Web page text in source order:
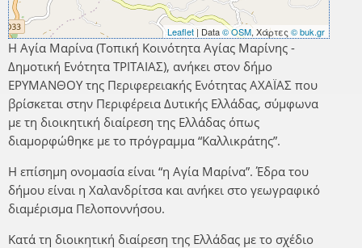
Leaflet| Data© OSM, Χάρτες © buk.gr
Η Αγία Μαρίνα (Τοπική Κοινότητα Αγίας Μαρίνης -
Δημοτική Ενότητα ΤΡΙΤΑΙΑΣ), ανήκει στον δήμο
ΕΡΥΜΑΝΘΟΥ της Περιφερειακής Ενότητας ΑΧΑΪΑΣ που
βρίσκεται στην Περιφέρεια Δυτικής Ελλάδας, σύμφωνα
με τη διοικητική διαίρεση της Ελλάδας όπως
διαμορφώθηκε με το πρόγραμμα “Καλλικράτης”.
Η επίσημη ονομασία είναι “η Αγία Μαρίνα”. Έδρα του
δήμου είναι η Χαλανδρίτσα και ανήκει στο γεωγραφικό
διαμέρισμα Πελοποννήσου.
Κατά τη διοικητική διαίρεση της Ελλάδας με το σχέδιο